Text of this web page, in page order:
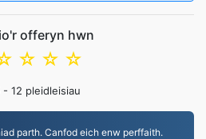
offeryn hwn
☆
☆
☆
- 12 pleidleisiau
parth. Canfod eich enw perffaith.